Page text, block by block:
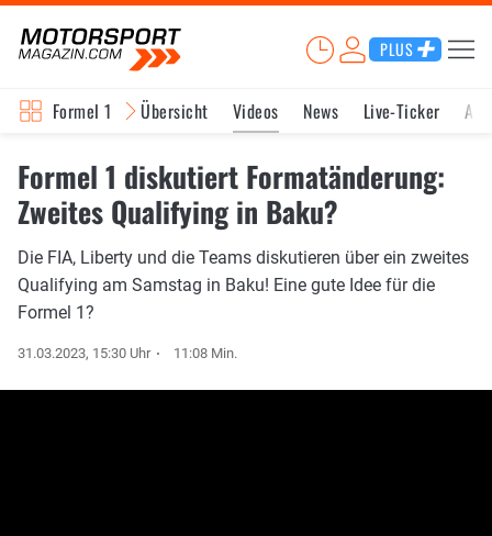
PLUS
Formel 1 Übersicht Videos News Live-Ticker
Formel 1 diskutiert Formatänderung:
Zweites Qualifying in Baku?
Die FIA, Liberty und die Teams diskutieren über ein zweites
Qualifying am Samstag in Baku! Eine gute Idee für die
Formel 1?
31.03.2023, 15:30 Uhr 11:08 Min.